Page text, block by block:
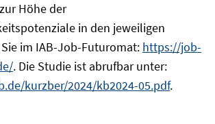
Höhe der
in den jeweiligen
im IAB-Job-Futuromat: https://job-
. Die Studie ist abrufbar unter:
kurzber/2024/kb2024-05.pdf.